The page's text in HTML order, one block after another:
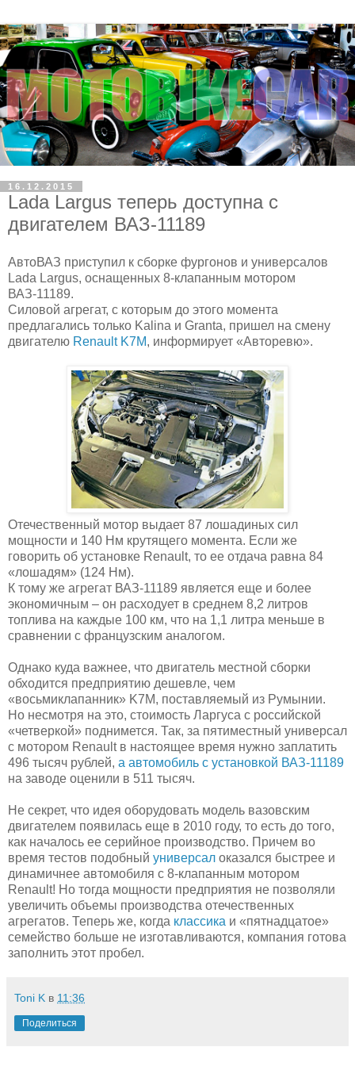
16.12.2015
Lada Largus теперь доступна с
двигателем ВАЗ-11189
АвтоВАЗ приступил к сборке фургонов и универсалов
Lada Largus, оснащенных 8-клапанным мотором
ВАЗ-11189.
Силовой агрегат, с которым до этого момента
предлагались только Kalina и Granta, пришел на смену
двигателю Renault K7M, информирует «Авторевю».
Отечественный мотор выдает 87 лошадиных сил
мощности и 140 Нм крутящего момента. Если же
говорить об установке Renault, то ее отдача равна 84
«лошадям» (124 Нм).
К тому же агрегат ВАЗ-11189 является еще и более
экономичным – он расходует в среднем 8,2 литров
топлива на каждые 100 км, что на 1,1 литра меньше в
сравнении с французским аналогом.
Однако куда важнее, что двигатель местной сборки
обходится предприятию дешевле, чем
«восьмиклапанник» K7M, поставляемый из Румынии.
Но несмотря на это, стоимость Ларгуса с российской
«четверкой» поднимется. Так, за пятиместный универсал
с мотором Renault в настоящее время нужно заплатить
496 тысяч рублей, а автомобиль с установкой ВАЗ-11189
на заводе оценили в 511 тысяч.
Не секрет, что идея оборудовать модель вазовским
двигателем появилась еще в 2010 году, то есть до того,
как началось ее серийное производство. Причем во
время тестов подобный универсал оказался быстрее и
динамичнее автомобиля с 8-клапанным мотором
Renault! Но тогда мощности предприятия не позволяли
увеличить объемы производства отечественных
агрегатов. Теперь же, когда классика и «пятнадцатое»
семейство больше не изготавливаются, компания готова
заполнить этот пробел.
Toni K в 11:36
Поделиться